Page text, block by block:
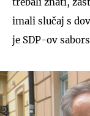
imali slučaj s
je SDP-ov